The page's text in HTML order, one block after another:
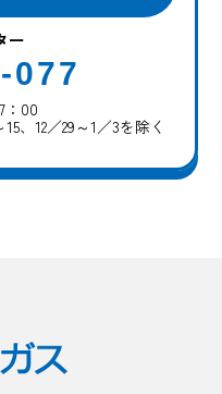
ー
077
：00
、12／29～1／3を除く